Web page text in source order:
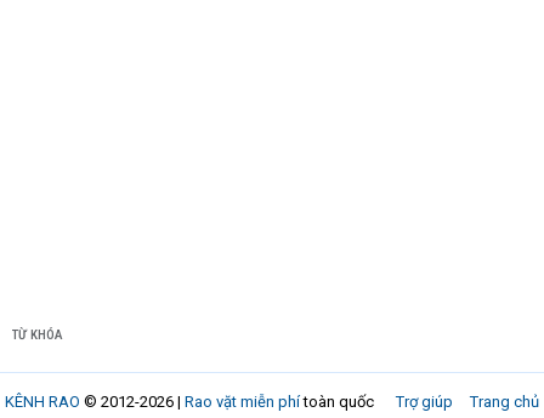
TỪ KHÓA
Trợ giúp Trang chủ
KÊNH RAO © 2012-2026 | Rao vặt miễn phítoàn quốc